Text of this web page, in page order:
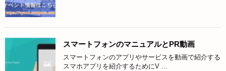
スマートフォンのマニュアルとPR動画
スマートフォンのアプリやサービスを動画で紹介する
スマホアプリを紹介するためにV ...